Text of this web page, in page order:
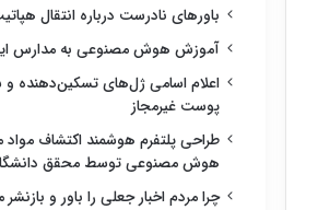
باورهای نادرست درباره انتقال
آموزش هوش مصنوعی به مدارس
اعلام اسامی ژل‌های
پوست غیرمجاز
طراحی پلتفرم هوشمند اکتشاف مواد
هوش مصنوعی توسط محقق دانشگاه
چرا مردم اخبار جعلی را باور و بازنشر